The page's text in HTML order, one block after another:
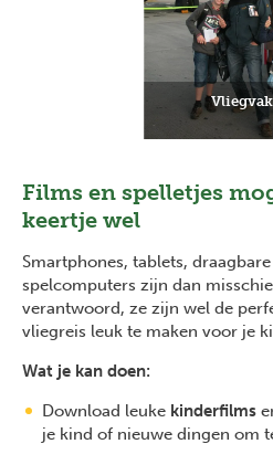
Films en spelletjes
keertje wel
Smartphones, tablets,
spelcomputers zijn dan
verantwoord, ze zijn wel de
vliegreis leuk te maken voor je
Wat je kan doen:
Download leuke kinderfilms
je kind of nieuwe dingen om